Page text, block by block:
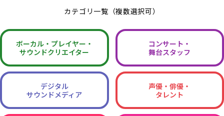
カテゴリ一覧（複数選択可）
ボーカル・ プレイヤー・
サウンドクリエイター
コンサート・
舞台スタッフ
デジタル
サウンドメディア
声優・俳優・
タレント